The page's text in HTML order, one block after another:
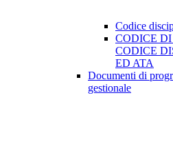
Codice
CODICE
CODICE
ED ATA
Documenti di
gestionale